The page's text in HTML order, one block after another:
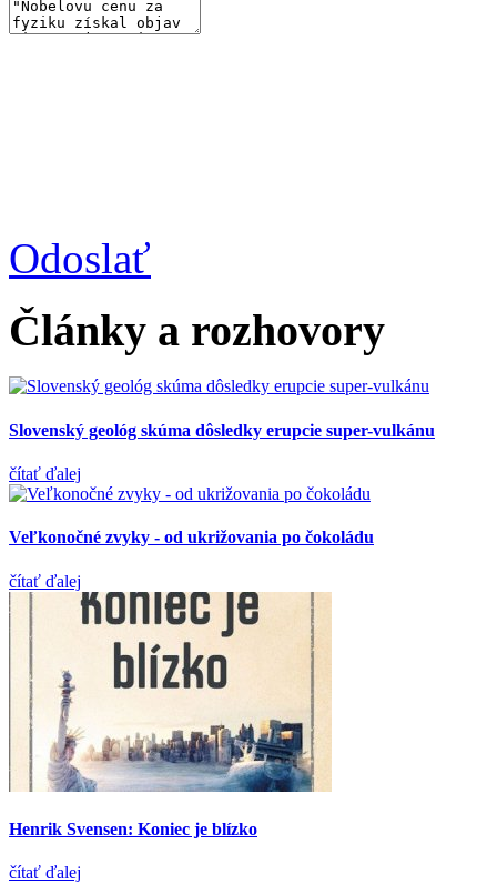
Odoslať
Články a rozhovory
Slovenský geológ skúma dôsledky erupcie super-vulkánu
čítať ďalej
Veľkonočné zvyky - od ukrižovania po čokoládu
čítať ďalej
Henrik Svensen: Koniec je blízko
čítať ďalej